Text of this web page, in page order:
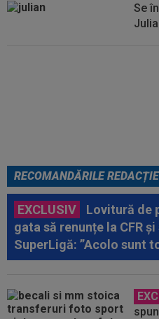
Se
RECOMANDĂRILE
EXCLUSIV
Lovitură de
gata să renunțe la CFR
SuperLigă: ”Acolo sunt